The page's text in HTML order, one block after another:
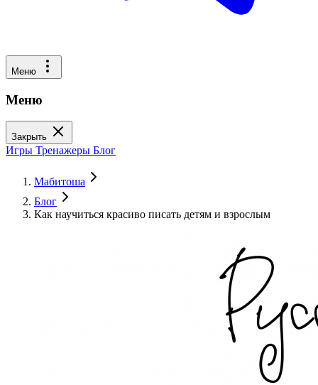
Меню
Меню
Закрыть
Игры Тренажеры Блог
Мабитоша
Блог
Как научиться красиво писать детям и взрослым